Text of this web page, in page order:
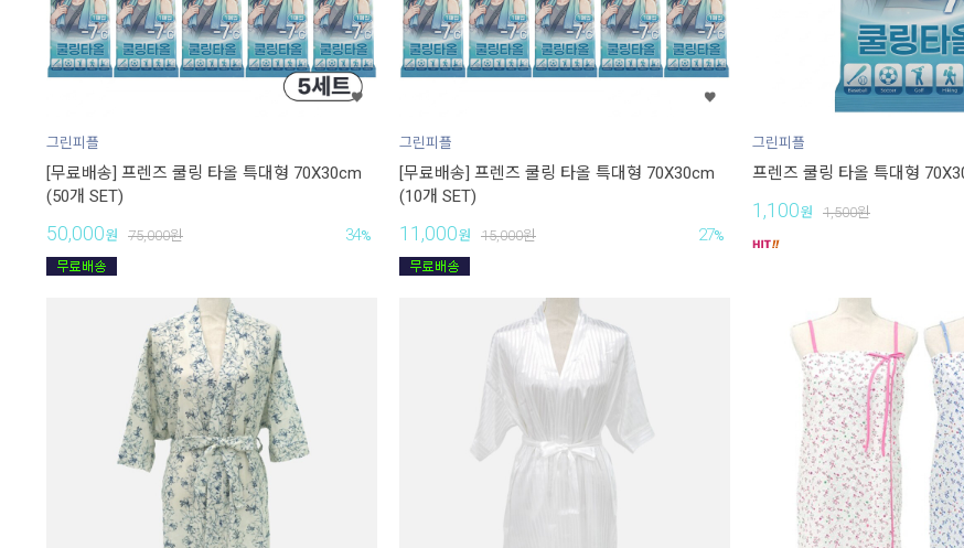
그린피플
[무료배송] 프렌즈 쿨링 타올 특대형 70X30cm
(50개 SET)
50,000원 75,000원 34%
그린피플
[무료배송] 프렌즈 쿨링 타올 특대형 70X30cm
(10개 SET)
11,000원 15,000원 27%
그린피플
프렌즈 쿨링 타올 특대형
1,100원 1,500원